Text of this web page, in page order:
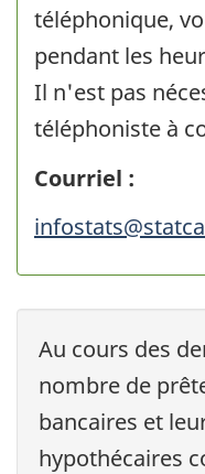
téléphonique,
pendant les
Il n'est pas
téléphoniste à
Courriel :
Au cours des
nombre de
bancaires et
hypothécaires